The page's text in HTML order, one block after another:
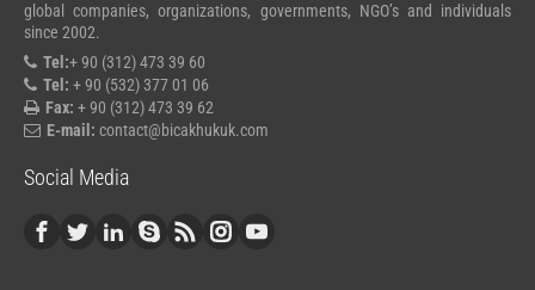
global companies, organizations, governments, NGO’s and individuals
since 2002.
Tel:+ 90 (312) 473 39 60
Tel: + 90 (532) 377 01 06
Fax: + 90 (312) 473 39 62
E-mail: contact@bicakhukuk.com
Social Media